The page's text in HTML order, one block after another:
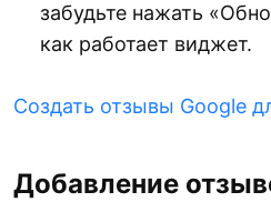
забудьте нажать
как работает виджет.
Создать отзывы Google
Добавление